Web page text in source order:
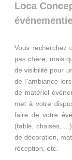
Loca
Vous recherchez
pas chère, mais
de visibilité pour
de l'ambiance
de matériel
met à votre
faire de votre
(table, chaises,
de décoration,
réception, etc.